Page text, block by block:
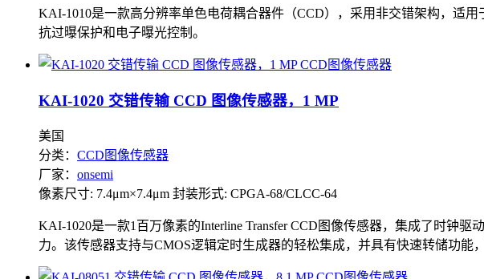
KAI-1010是一款高分辨率单色电荷耦合器件（CCD），采用非交错架构，适
抗过曝保护和电子曝光控制。
KAI-1020 交错传输 CCD 图像传感器，1 MP
美国
分类： CCD图像传感器
厂家： onsemi
像素尺寸: 7.4μm×7.4μm 封装形式: CPGA-68/CLCC-64
KAI-1020是一款1百万像素的Interline Transfer CCD图像传感器，集成了时钟
力。该传感器支持与CMOS逻辑定时生成器的轻松集成，并具有快速转储功能